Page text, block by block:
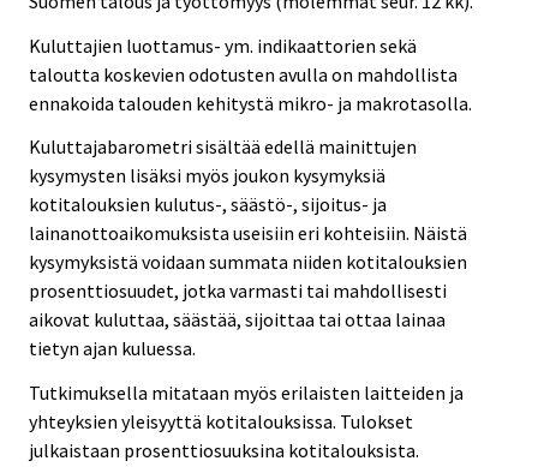
Kuluttajien luottamus- ym. indikaattorien sekä
taloutta koskevien odotusten avulla on mahdollista
ennakoida talouden kehitystä mikro- ja makrotasolla.
Kuluttajabarometri sisältää edellä mainittujen
kysymysten lisäksi myös joukon kysymyksiä
kotitalouksien kulutus-, säästö-, sijoitus- ja
lainanottoaikomuksista useisiin eri kohteisiin. Näistä
kysymyksistä voidaan summata niiden kotitalouksien
prosenttiosuudet, jotka varmasti tai mahdollisesti
aikovat kuluttaa, säästää, sijoittaa tai ottaa lainaa
tietyn ajan kuluessa.
Tutkimuksella mitataan myös erilaisten laitteiden ja
yhteyksien yleisyyttä kotitalouksissa. Tulokset
julkaistaan prosenttiosuuksina kotitalouksista.